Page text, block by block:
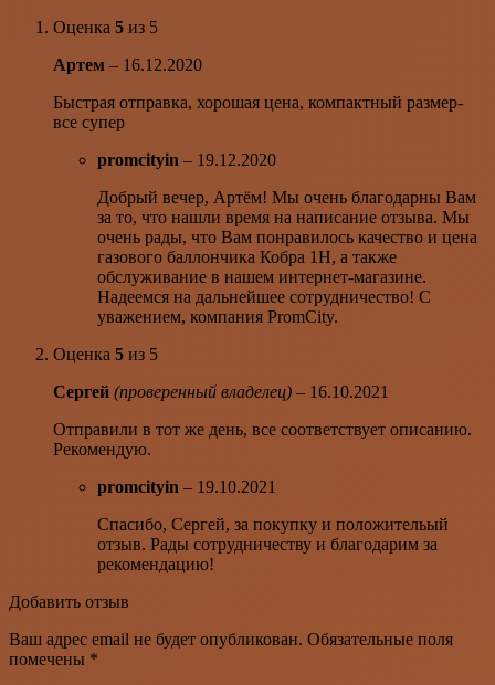
Оценка 5 из 5
Артем – 16.12.2020
Быстрая отправка, хорошая цена, компактный размер-
все супер
promcityin – 19.12.2020
Добрый вечер, Артём! Мы очень благодарны Вам
за то, что нашли время на написание отзыва. Мы
очень рады, что Вам понравилось качество и цена
газового баллончика Кобра 1Н, а также
обслуживание в нашем интернет-магазине.
Надеемся на дальнейшее сотрудничество! С
уважением, компания PromCity.
Оценка 5 из 5
Сергей (проверенный владелец) – 16.10.2021
Отправили в тот же день, все соответствует описанию.
Рекомендую.
promcityin – 19.10.2021
Спасибо, Сергей, за покупку и положительый
отзыв. Рады сотрудничеству и благодарим за
рекомендацию!
Добавить отзыв
Ваш адрес email не будет опубликован. Обязательные поля
помечены *